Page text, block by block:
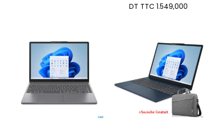
DT TTC 1.549,000